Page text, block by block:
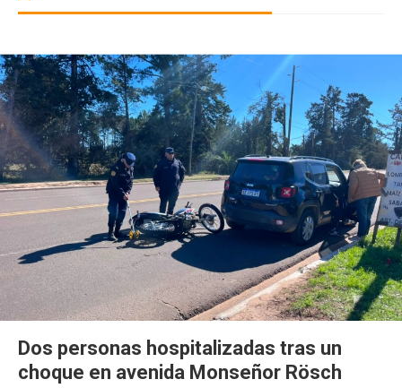
Dos personas hospitalizadas tras un
choque en avenida Monseñor Rösch